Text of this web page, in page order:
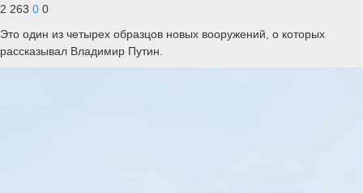
2 263 0 0
Это один из четырех образцов новых вооружений, о которых
рассказывал Владимир Путин.